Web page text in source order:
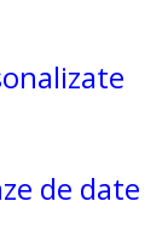
de date